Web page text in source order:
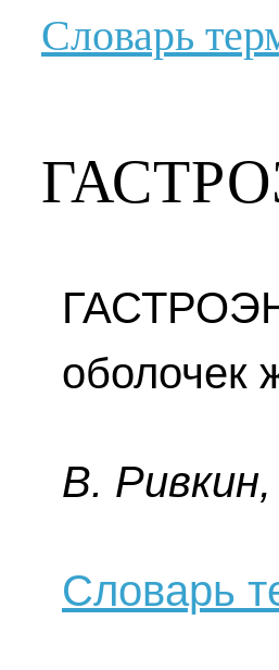
Словарь
оболочек
B.
Словарь